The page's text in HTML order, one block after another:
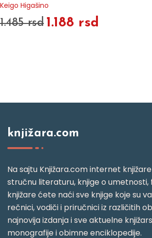
Keigo Higašino
1.485 rsd 1.188 rsd
knjižara.com
Na sajtu Knjižara.com internet
stručnu literaturu, knjige o umetnosti,
knjižare ćete naći sve knjige koje su
rečnici, vodiči i priručnici iz različitih
najnovija izdanja i sve aktuelne
monografije i obimne enciklopedije.